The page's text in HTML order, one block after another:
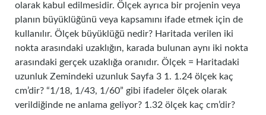
olarak kabul edilmesidir. Ölçek ayrıca bir projenin veya
planın büyüklüğünü veya kapsamını ifade etmek için de
kullanılır. Ölçek büyüklüğü nedir? Haritada verilen iki
nokta arasındaki uzaklığın, karada bulunan aynı iki nokta
arasındaki gerçek uzaklığa oranıdır. Ölçek = Haritadaki
uzunluk Zemindeki uzunluk Sayfa 3 1. 1.24 ölçek kaç
cm’dir? “1/18, 1/43, 1/60” gibi ifadeler ölçek olarak
verildiğinde ne anlama geliyor? 1.32 ölçek kaç cm’dir?